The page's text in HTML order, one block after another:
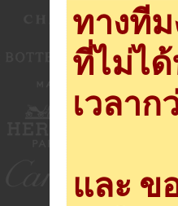
ทางที
ที่ไม่ได้
เวลาก
และ ข